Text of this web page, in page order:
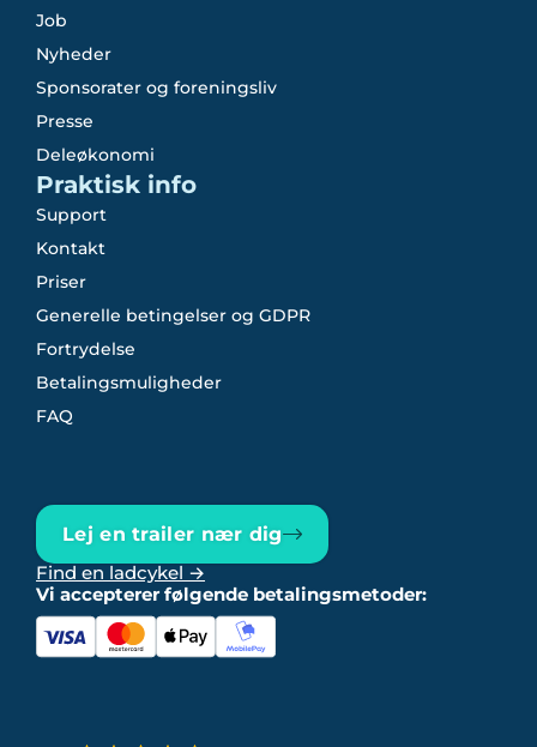
Job
Nyheder
Sponsorater og foreningsliv
Presse
Deleøkonomi
Praktisk info
Support
Kontakt
Priser
Generelle betingelser og GDPR
Fortrydelse
Betalingsmuligheder
FAQ
Lej en trailer nær dig
Find en ladcykel →
Vi accepterer følgende betalingsmetoder: